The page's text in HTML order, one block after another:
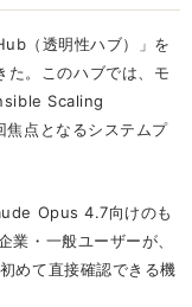
（透明性ハブ）」を
た。このハブでは、モ
Scaling
焦点となるシステムプ
Opus 4.7向けのも
・一般ユーザーが、
めて直接確認できる機